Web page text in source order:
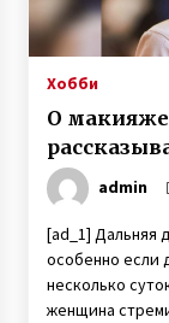
Хобби
О макияже
admin
[ad_1] Дальняя
особенно если
несколько
женщина